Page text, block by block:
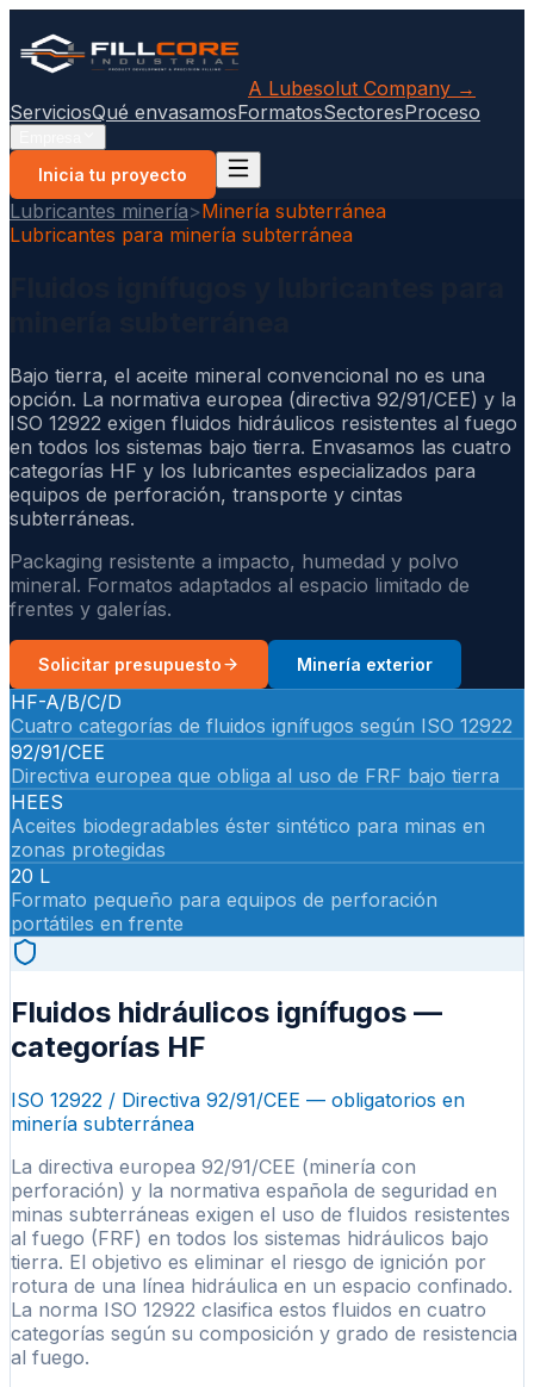
A Lubesolut Company →
ServiciosQué envasamosFormatosSectoresProceso
Inicia tu proyecto
Lubricantes minería>Minería subterránea
Lubricantes para minería subterránea
Bajo tierra, el aceite mineral convencional no es una
opción. La normativa europea (directiva 92/91/CEE) y la
ISO 12922 exigen fluidos hidráulicos resistentes al fuego
en todos los sistemas bajo tierra. Envasamos las cuatro
categorías HF y los lubricantes especializados para
equipos de perforación, transporte y cintas
subterráneas.
Packaging resistente a impacto, humedad y polvo
mineral. Formatos adaptados al espacio limitado de
frentes y galerías.
Solicitar presupuesto Minería exterior
HF-A/B/C/D
Cuatro categorías de fluidos ignífugos según ISO 12922
92/91/CEE
Directiva europea que obliga al uso de FRF bajo tierra
HEES
Aceites biodegradables éster sintético para minas en
zonas protegidas
20 L
Formato pequeño para equipos de perforación
portátiles en frente
Fluidos hidráulicos ignífugos —
categorías HF
ISO 12922 / Directiva 92/91/CEE — obligatorios en
minería subterránea
La directiva europea 92/91/CEE (minería con
perforación) y la normativa española de seguridad en
minas subterráneas exigen el uso de fluidos resistentes
al fuego (FRF) en todos los sistemas hidráulicos bajo
tierra. El objetivo es eliminar el riesgo de ignición por
rotura de una línea hidráulica en un espacio confinado.
La norma ISO 12922 clasifica estos fluidos en cuatro
categorías según su composición y grado de resistencia
al fuego.